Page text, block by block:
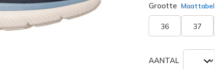
Grootte Maattabel
36 37
AANTAL